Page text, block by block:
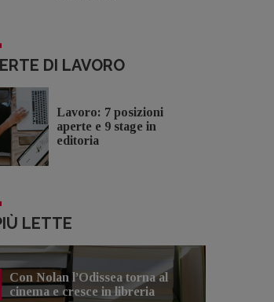
DI LAVORO
Lavoro: 7 posizioni
aperte e 9 stage in
editoria
LETTE
Con Nolan l’Odissea torna al
cinema e cresce in libreria